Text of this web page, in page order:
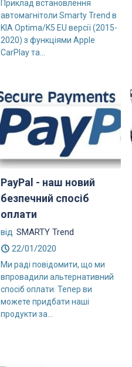
Приклад встановлення
автомагнітоли Smarty Trend в
KIA Optima/K5 EU версії (2015-
2020) з функціями Apple
CarPlay та...
PayPal - наш новий
безпечний спосіб
оплати
від SMARTY Trend
22/01/2020
Ми раді повідомити, що ми
впровадили альтернативний
спосіб оплати. Тепер ви
можете придбати наші
продукти за...